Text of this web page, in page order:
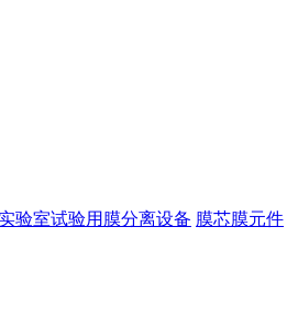
实验室试验用膜分离设备 膜芯膜元件